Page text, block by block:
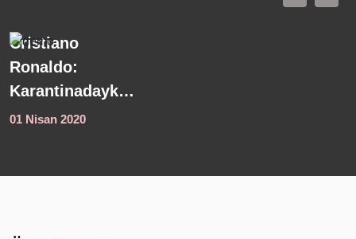
Meteoroloji'den
son dakika
hava durumu
açıklaması!
01 Nisan 2020